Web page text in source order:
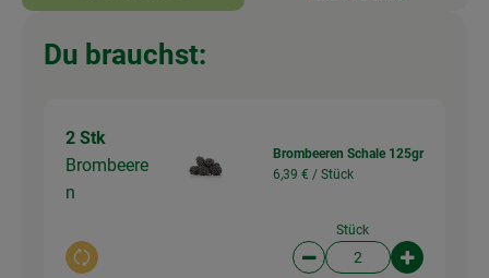
Du brauchst:
2 Stk
Brombeere
n
Auswahl ändern
Brombeeren Schale 125gr
6,39 € / Stück
Stück
Artikelanzahl